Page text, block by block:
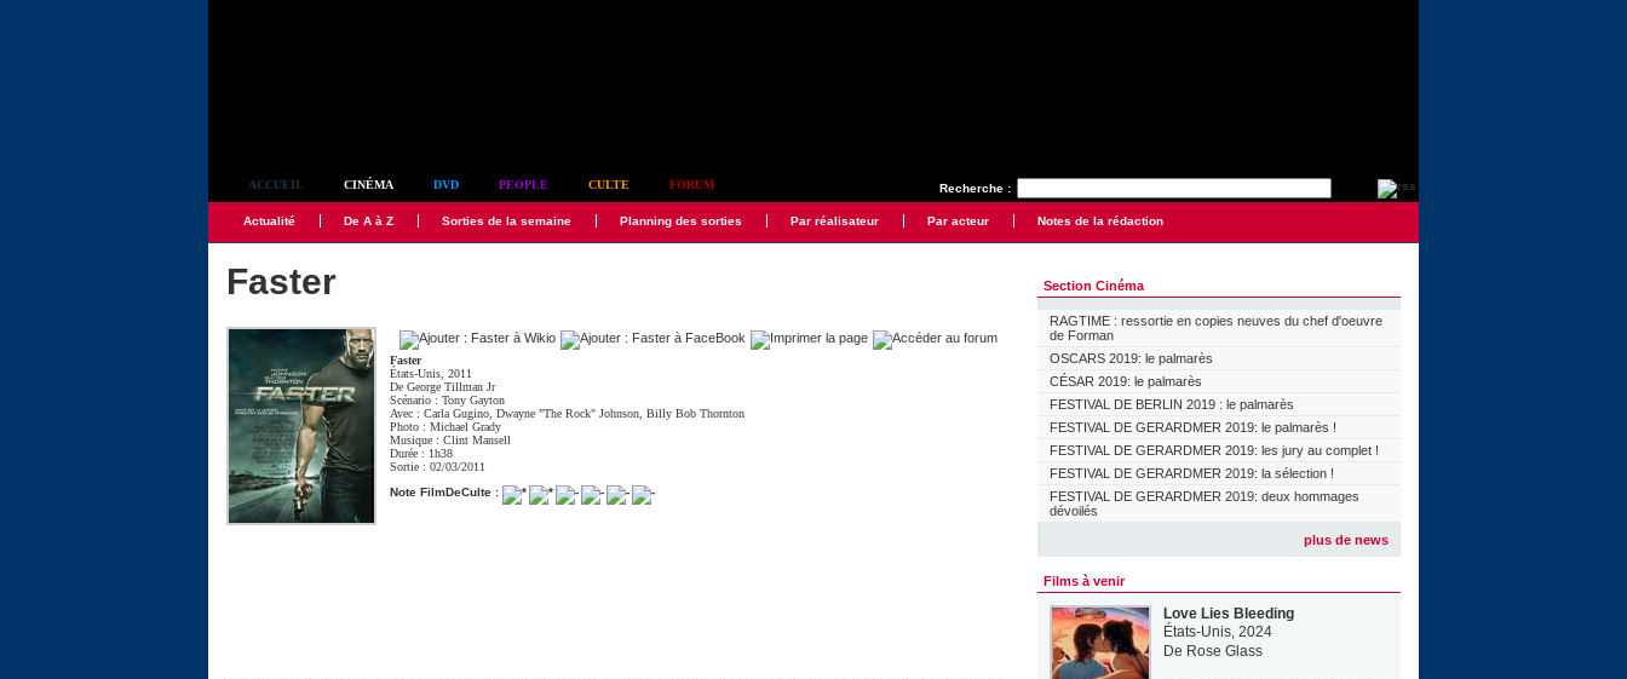
Recherche :
ACCUEIL CINÉMA DVD PEOPLE CULTE FORUM
Actualité De A à Z Sorties de la semaine Planning des sorties Par réalisateur Par acteur Notes de la rédaction
Faster
Faster
États-Unis, 2011
DeGeorge Tillman Jr
Scénario :Tony Gayton
Avec :Carla Gugino ,Dwayne "The Rock" Johnson ,Billy Bob Thornton
Photo :Michael Grady
Musique :Clint Mansell
Durée : 1h38
Sortie : 02/03/2011
Note FilmDeCulte :
Section Cinéma
RAGTIME : ressortie en copies neuves du chef d'oeuvre
de Forman
OSCARS 2019: le palmarès
CÉSAR 2019: le palmarès
FESTIVAL DE BERLIN 2019 : le palmarès
FESTIVAL DE GERARDMER 2019: le palmarès !
FESTIVAL DE GERARDMER 2019: les jury au complet !
FESTIVAL DE GERARDMER 2019: la sélection !
FESTIVAL DE GERARDMER 2019: deux hommages
dévoilés
plus de news
Films à venir
Love Lies Bleeding
États-Unis, 2024
De Rose Glass